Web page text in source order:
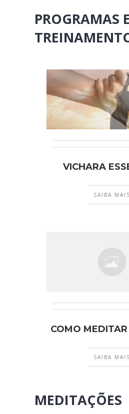
PROGRAMAS E
VICHARA
SAIBA MAIS
COMO
SAIBA MAIS
MEDITAÇÕES